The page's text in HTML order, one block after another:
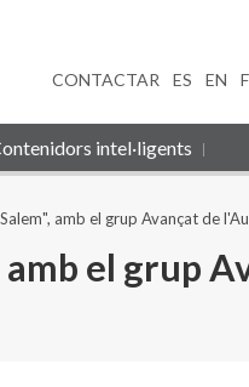
CONTACTAR ES EN
intel·ligents
amb el grup Avançat de
el grup